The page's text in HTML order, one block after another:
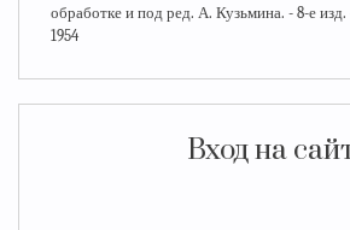
обработке и под ред. А. Кузьмина. - 8-е
1954
Вход на